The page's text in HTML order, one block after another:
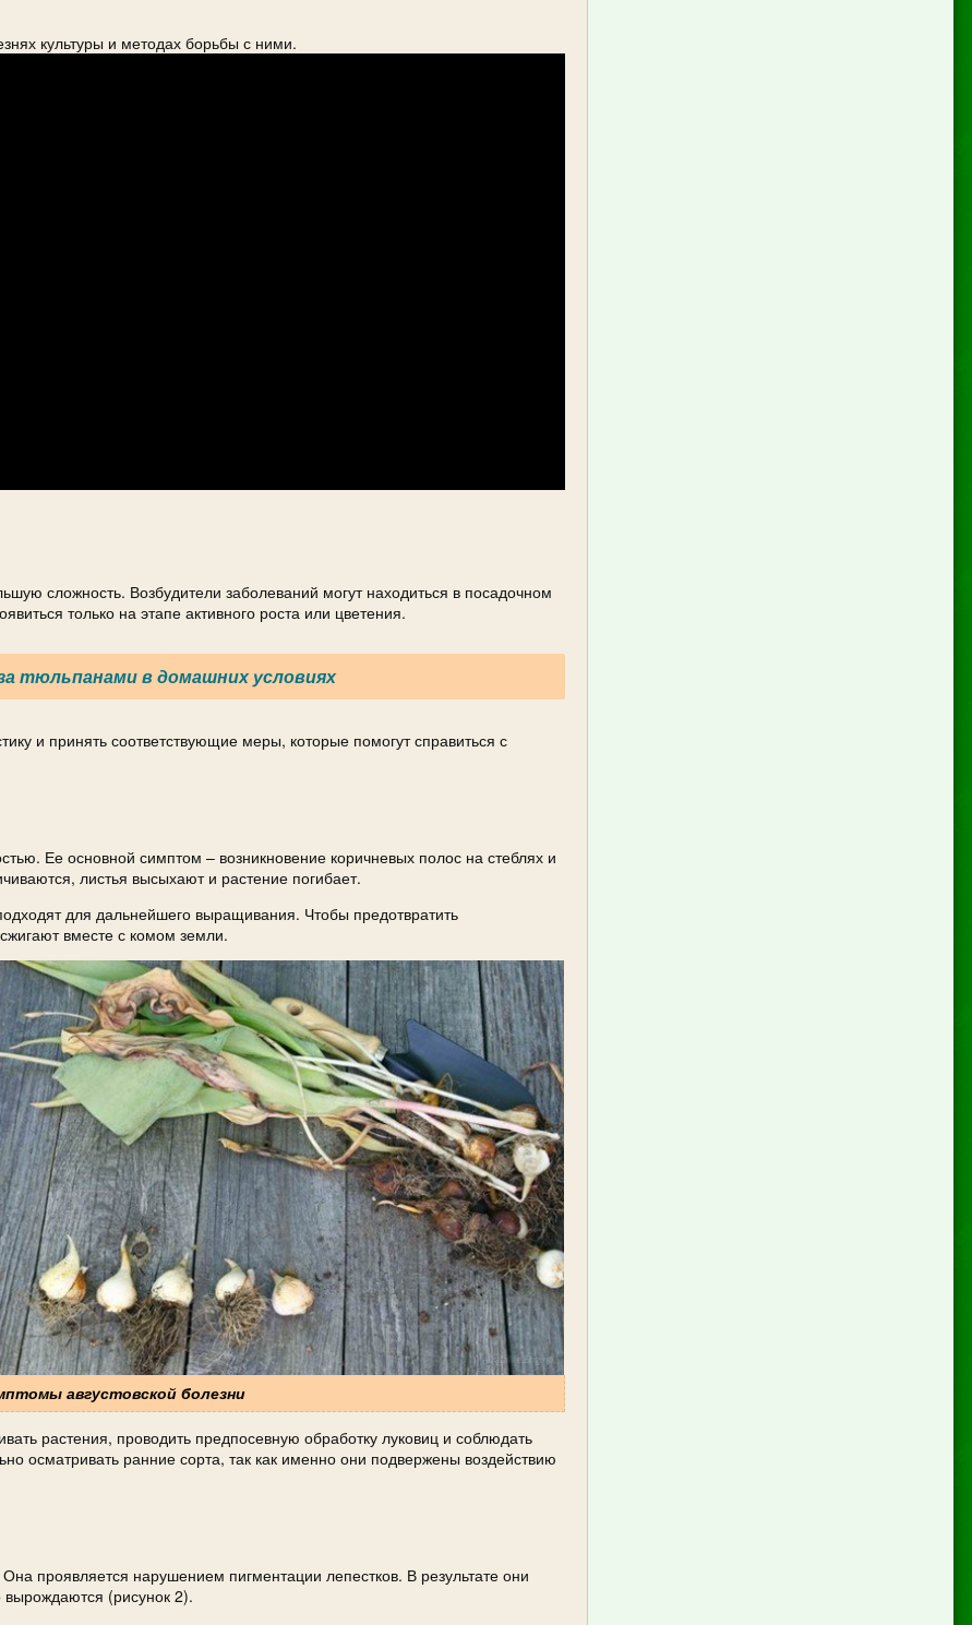
культуры и методах борьбы с ними.
сложность. Возбудители заболеваний могут находиться в посадочном
только на этапе активного роста или цветения.
тюльпанами в домашних условиях
и принять соответствующие меры, которые помогут справиться с
Ее основной симптом – возникновение коричневых полос на стеблях и
листья высыхают и растение погибает.
для дальнейшего выращивания. Чтобы предотвратить
вместе с комом земли.
августовской болезни
растения, проводить предпосевную обработку луковиц и соблюдать
осматривать ранние сорта, так как именно они подвержены воздействию
проявляется нарушением пигментации лепестков. В результате они
(рисунок 2).